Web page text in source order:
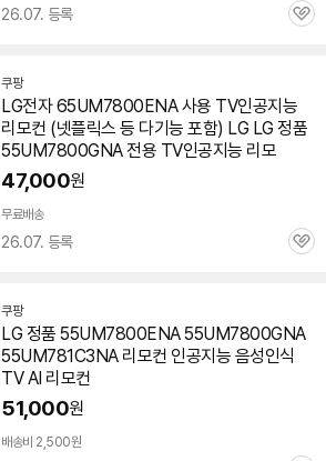
26.07. 등록
관
쿠팡
LG전자 65UM7800ENA 사용 TV인공지능
리모컨 (넷플릭스 등 다기능 포함) LG LG 정품
55UM7800GNA 전용 TV인공지능 리모
47,000원
무료배송
26.07. 등록
관
쿠팡
LG 정품 55UM7800ENA55UM7800GNA
55UM781C3NA 리모컨 인공지능 음성인식
TV AI 리모컨
51,000원
배송비 2,500원